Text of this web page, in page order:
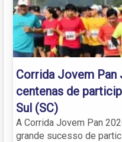
Corrida Jovem Pan
centenas de
Sul (SC)
A Corrida Jovem Pan
grande sucesso de